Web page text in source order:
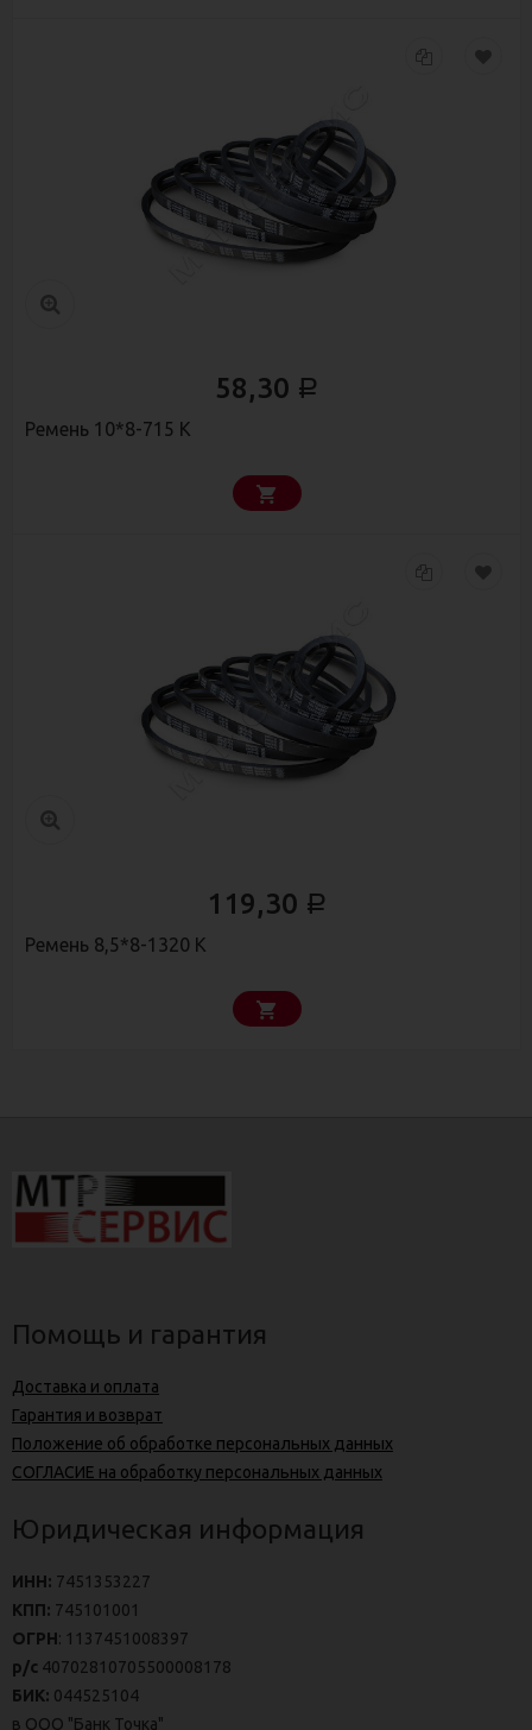
58,30 Р
Ремень 10*8-715 К
119,30 Р
Ремень 8,5*8-1320 К
Помощь и гарантия
Доставка и оплата
Гарантия и возврат
Положение об обработке персональных данных
СОГЛАСИЕ на обработку персональных данных
Юридическая информация
ИНН: 7451353227
КПП: 745101001
ОГРН: 1137451008397
р/с 40702810705500008178
БИК: 044525104
в ООО "Банк Точка"